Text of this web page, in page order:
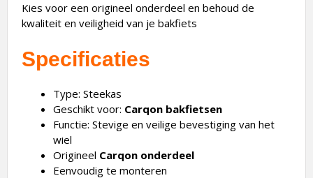
Kies voor een origineel onderdeel en behoud de
kwaliteit en veiligheid van je bakfiets
Specificaties
Type: Steekas
Geschikt voor: Carqon bakfietsen
Functie: Stevige en veilige bevestiging van het
wiel
Origineel Carqon onderdeel
Eenvoudig te monteren